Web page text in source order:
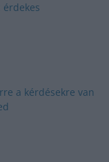
érdekes
a kérdésekre van